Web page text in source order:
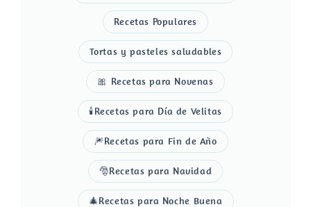
Recetas Populares
Tortas y pasteles saludables
🎀 Recetas para Novenas
🕯️Recetas para Día de Velitas
🎆Recetas para Fin de Año
🎅Recetas para Navidad
🎄Recetas para Noche Buena